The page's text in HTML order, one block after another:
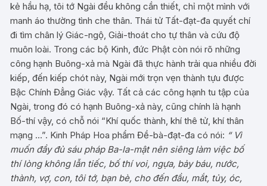
kẻ hầu hạ, tôi tớ Ngài đều không cần thiết, chỉ một mình với
manh áo thường tình che thân. Thái tử Tất-đạt-đa quyết chí
đi tìm chân lý Giác-ngộ, Giải-thoát cho tự thân và cứu độ
muôn loài. Trong các bộ Kinh, đức Phật còn nói rõ những
công hạnh Buông-xả mà Ngài đã thực hành trải qua nhiều đời
kiếp, đến kiếp chót này, Ngài mới trọn vẹn thành tựu được
Bậc Chính Đẳng Giác vậy. Tất cả các công hạnh tu tập của
Ngài, trong đó có hạnh Buông-xả này, cũng chính là hạnh
Bố-thí vậy, có chỗ nói “Khí quốc thành, khí thê tử, khí thân
mạng …”. Kinh Pháp Hoa phẩm Đề-bà-đạt-đa có nói: “ Vì
muốn đầy đủ sáu pháp Ba-la-mật nên siêng làm việc bố
thí lòng không lẫn tiếc, bố thí voi, ngựa, bảy báu, nước,
thành, vợ, con, tôi tớ, bạn bè, cho đến đầu, mắt, tủy, óc,